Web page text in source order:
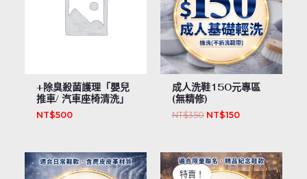
+除臭殺菌護理「嬰兒
推車/ 汽車座椅清洗」
NT$500
成人洗鞋150元專區
(無精修)
NT$350 NT$150
特賣！
原
始
目
前